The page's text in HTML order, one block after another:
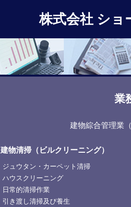
株式会社 ショ
業
建物綜合管理業
建物清掃（ビルクリーニング）
ジュウタン・カーペット清掃
ハウスクリーニング
日常的清掃作業
引き渡し清掃及び養生